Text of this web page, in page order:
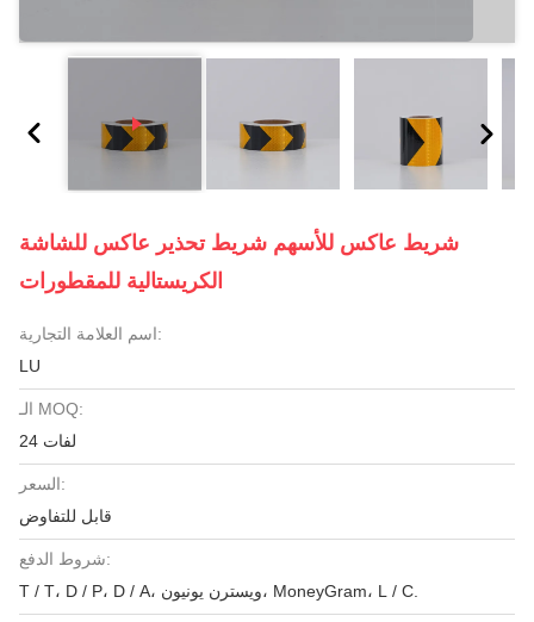
شريط عاكس للأسهم شريط تحذير عاكس للشاشة
الكريستالية للمقطورات
اسم العلامة التجارية:
LU
الـ MOQ:
24 لفات
السعر:
قابل للتفاوض
شروط الدفع:
T / T، D / P، D / A، ويسترن يونيون، MoneyGram، L / C.